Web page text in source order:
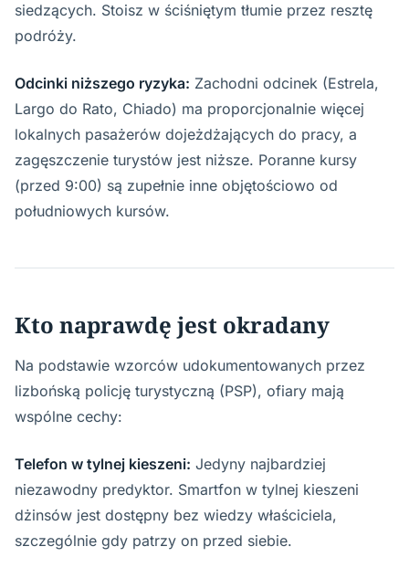
siedzących. Stoisz w ściśniętym tłumie przez resztę
podróży.
Odcinki niższego ryzyka: Zachodni odcinek (Estrela,
Largo do Rato, Chiado) ma proporcjonalnie więcej
lokalnych pasażerów dojeżdżających do pracy, a
zagęszczenie turystów jest niższe. Poranne kursy
(przed 9:00) są zupełnie inne objętościowo od
południowych kursów.
Kto naprawdę jest okradany
Na podstawie wzorców udokumentowanych przez
lizbońską policję turystyczną (PSP), ofiary mają
wspólne cechy:
Telefon w tylnej kieszeni: Jedyny najbardziej
niezawodny predyktor. Smartfon w tylnej kieszeni
dżinsów jest dostępny bez wiedzy właściciela,
szczególnie gdy patrzy on przed siebie.